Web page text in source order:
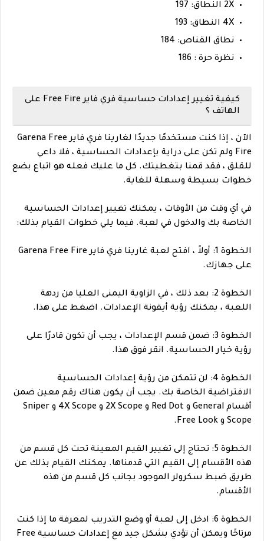
2X النطاق: 197
4X النطاق: 193
نطاق القناص: 184
نظرة حرة : 186
كيفية تغيير إعدادات حساسية فري فاير Free Fire على
الهاتف ؟
الآن ، إذا كنت مستخدمًا جديدًا لغارينا فري فاير Garena Free
Fire ولم تكن على دراية بإعدادات الحساسية ، فلا داعي
للقلق ، فقد قمنا بتغطيتك. كل ما عليك فعله هو اتباع بضع
خطوات بسيطة وسهلة للغاية.
في أي وقت من الأوقات ، يمكنك تغيير إعدادات الحساسية
الخاصة بك والدخول في لعبة. فيما يلي خطوات القيام بذلك:
على جهازك.
الخطوة 2: بعد ذلك ، في الزاوية اليمنى العليا من ردهة
اللعبة ، يمكنك رؤية أيقونة الإعدادات. اضغط على هذا.
الخطوة 3: ضمن قسم الإعدادات ، يجب أن تكون قادرًا على
رؤية خيار الحساسية. انقر فوق هذا.
الخطوة 4: لن تتمكن من رؤية إعدادات الحساسية
الافتراضية الخاصة بك. يجب أن يكون هناك رقم معين ضمن
أقسام General و Red Dot و 2X Scope و 4X Scope و Sniper
Scope و Free Look.
الخطوة 5: تحتاج إلى تغيير القيم المعينة تحت كل قسم من
هذه الأقسام إلى القيم التي قدمناها. يمكنك القيام بذلك عن
طريق ضبط سكرولر الموجود بجانب كل قسم من هذه
الأقسام.
الخطوة 6: ادخل إلى لعبة أو وضع التدريب لمعرفة ما إذا كنت
مرتاحًا ويمكن أن تؤدي بشكل جيد مع إعدادات حساسية Free